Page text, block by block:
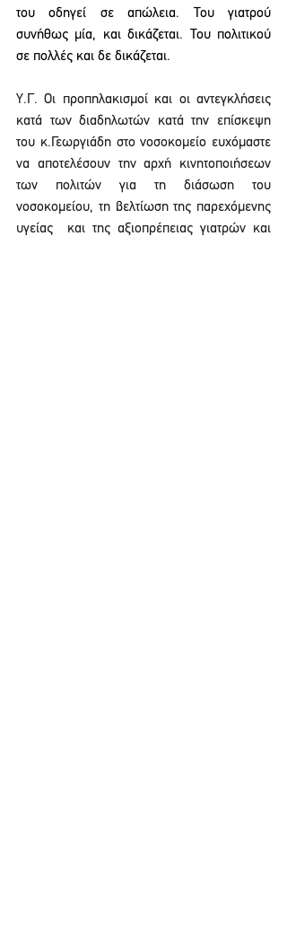
του οδηγεί σε απώλεια. Του γιατρού
συνήθως μία, και δικάζεται. Του πολιτικού
σε πολλές και δε δικάζεται.
Υ.Γ. Οι προπηλακισμοί και οι αντεγκλήσεις
κατά των διαδηλωτών κατά την επίσκεψη
του κ.Γεωργιάδη στο νοσοκομείο ευχόμαστε
να αποτελέσουν την αρχή κινητοποιήσεων
των πολιτών για τη διάσωση του
νοσοκομείου, τη βελτίωση της παρεχόμενης
υγείας  και της αξιοπρέπειας γιατρών και